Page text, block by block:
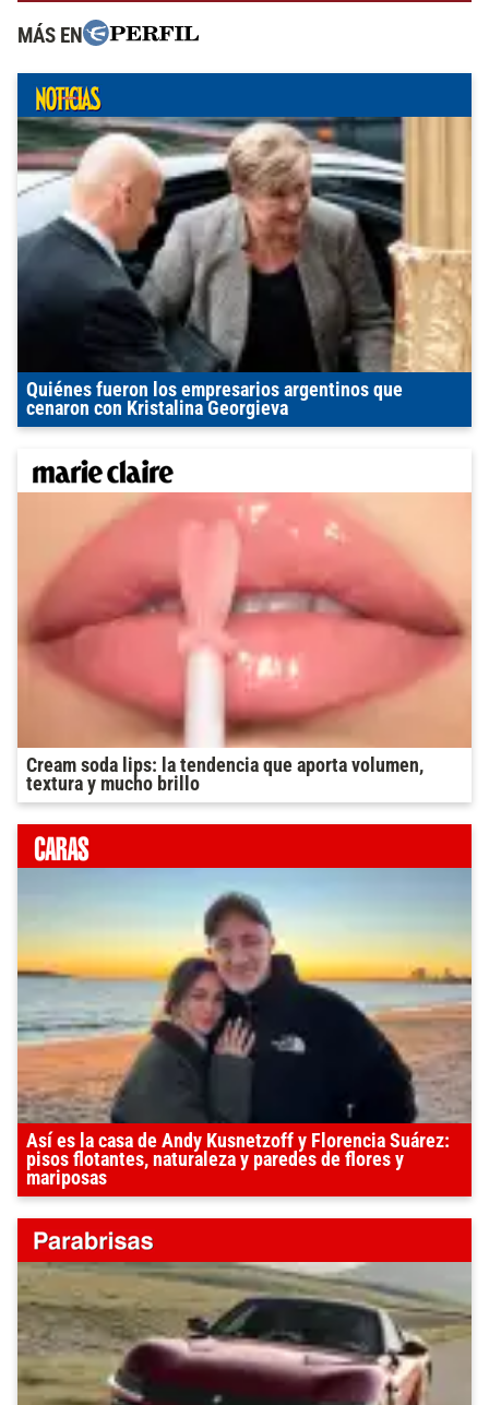
MÁS EN
Quiénes fueron los empresarios argentinos que
cenaron con Kristalina Georgieva
Cream soda lips: la tendencia que aporta volumen,
textura y mucho brillo
Así es la casa de Andy Kusnetzoff y Florencia Suárez:
pisos flotantes, naturaleza y paredes de flores y
mariposas